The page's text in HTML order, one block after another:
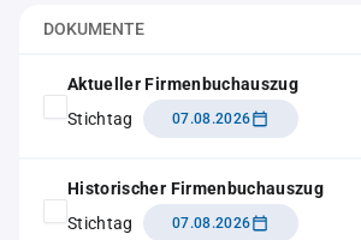
DOKUMENTE
Aktueller Firmenbuchauszug
Stichtag
07.08.2026
Historischer Firmenbuchauszug
Stichtag
07.08.2026